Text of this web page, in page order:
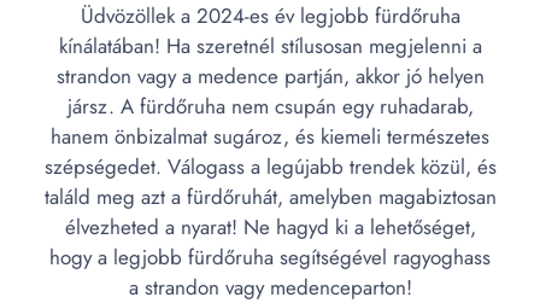
Üdvözöllek a 2024-es év legjobb fürdőruha
kínálatában! Ha szeretnél stílusosan megjelenni a
strandon vagy a medence partján, akkor jó helyen
jársz. A fürdőruha nem csupán egy ruhadarab,
hanem önbizalmat sugároz, és kiemeli természetes
szépségedet. Válogass a legújabb trendek közül, és
találd meg azt a fürdőruhát, amelyben magabiztosan
élvezheted a nyarat! Ne hagyd ki a lehetőséget,
hogy a legjobb fürdőruha segítségével ragyoghass
a strandon vagy medenceparton!